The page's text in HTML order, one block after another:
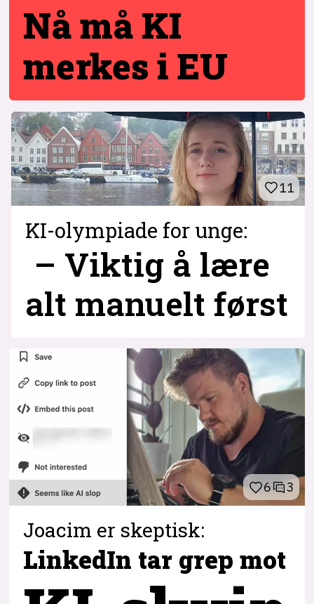
Nå må KI
merkes i EU
11
KI-olympiade for unge:
– Viktig å lære
alt manuelt først
6 3
Joacim er skeptisk:
LinkedIn tar grepmot